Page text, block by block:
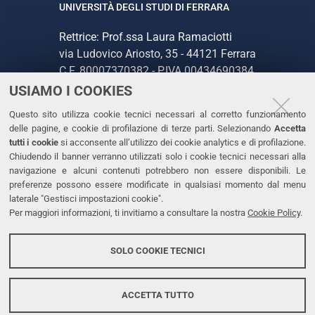
USIAMO I COOKIES
Questo sito utilizza cookie tecnici necessari al corretto funzionamento
delle pagine, e cookie di profilazione di terze parti. Selezionando Accetta
tutti i cookiesi acconsente all’utilizzo dei cookie analytics e di profilazione.
Chiudendo il banner verranno utilizzati solo i cookie tecnici necessari alla
navigazione e alcuni contenuti potrebbero non essere disponibili. Le
preferenze possono essere modificate in qualsiasi momento dal menu
laterale "Gestisci impostazioni cookie".
Per maggiori informazioni, ti invitiamo a consultare la nostra Cookie Policy.
SOLO COOKIE TECNICI
ACCETTA TUTTO
UNIVERSITÀ DEGLI STUDI DI FERRARA
Rettrice: Prof.ssa Laura Ramaciotti
via Ludovico Ariosto, 35 - 44121 Ferrara
C.F. 80007370382 - P.IVA 00434690384
CONTATTI
Tel. +39 0532 293111
Fax. +39 0532 293031
PEC
LINKS
Accessibilità
Protezione dati personali